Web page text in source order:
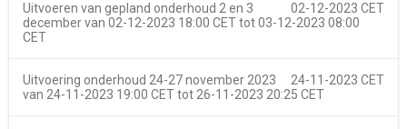
02-12-2023 CET
Uitvoeren van gepland onderhoud 2 en 3
december van 02-12-2023 18:00 CETtot03-12-2023 08:00
CET
24-11-2023 CET
Uitvoering onderhoud 24-27 november 2023
van 24-11-2023 19:00 CETtot 26-11-2023 20:25 CET